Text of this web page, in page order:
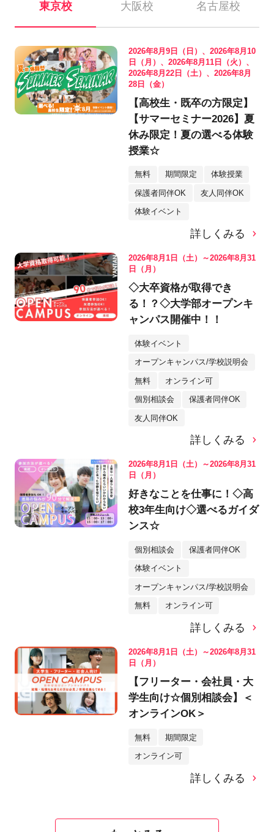
東京校 大阪校 名古屋校
2026年8月9日（日）、2026年8月10
日（月）、2026年8月11日（火）、
2026年8月22日（土）、2026年8月
28日（金）
【高校生・既卒の方限定】
【サマーセミナー2026】夏
休み限定！夏の選べる体験
授業☆
無料 期間限定 体験授業
保護者同伴OK 友人同伴OK
体験イベント
詳しくみる
2026年8月1日（土）～2026年8月31
日（月）
◇大卒資格が取得でき
る！？◇大学部オープンキ
ャンパス開催中！！
体験イベント
オープンキャンパス/学校説明会
無料 オンライン可
個別相談会 保護者同伴OK
友人同伴OK
詳しくみる
2026年8月1日（土）～2026年8月31
日（月）
好きなことを仕事に！◇高
校3年生向け◇選べるガイダ
ンス☆
個別相談会 保護者同伴OK
体験イベント
オープンキャンパス/学校説明会
無料 オンライン可
詳しくみる
2026年8月1日（土）～2026年8月31
日（月）
【フリーター・会社員・大
学生向け☆個別相談会】＜
オンラインOK＞
無料 期間限定
オンライン可
詳しくみる